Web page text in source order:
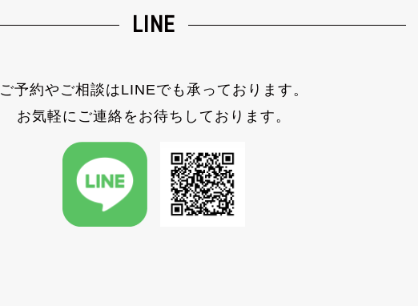
LINE
ご予約やご相談はLINEでも承っております。
お気軽にご連絡をお待ちしております。